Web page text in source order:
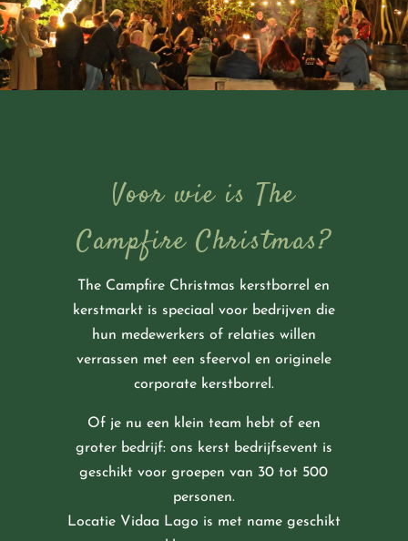
Voor wie is The
Campfire Christmas?
The Campfire Christmas kerstborrel en
kerstmarkt is speciaal voor bedrijven die
hun medewerkers of relaties willen
verrassen met een sfeervol en originele
corporate kerstborrel.
Of je nu een klein team hebt of een
groter bedrijf: ons kerst bedrijfsevent is
geschikt voor groepen van 30 tot 500
personen.
Locatie Vidaa Lago is met name geschikt